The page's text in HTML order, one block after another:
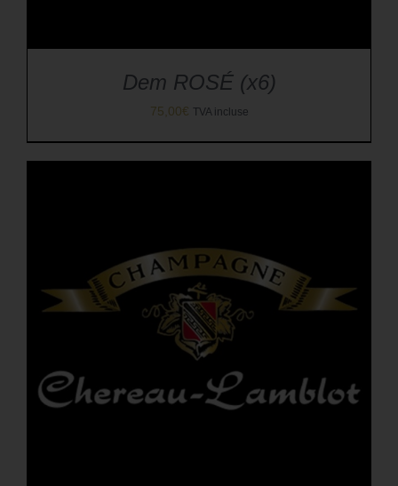
Dem ROSÉ (x6)
75,00€ TVA incluse